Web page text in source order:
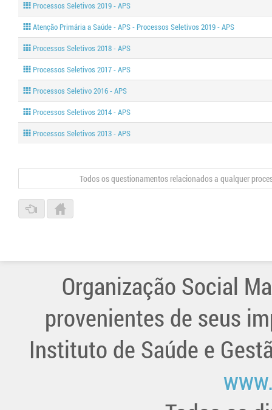
Processos Seletivos 2019 - APS
Atenção Primária a Saúde - APS - Processos Seletivos 2019 - APS
Processos Seletivos 2018 - APS
Processos Seletivos 2017 - APS
Processos Seletivo 2016 - APS
Processos Seletivos 2014 - APS
Processos Seletivos 2013 - APS
Todos os questionamentos relacionados a qualquer
Organização Social
provenientes de seus
Instituto de Saúde e